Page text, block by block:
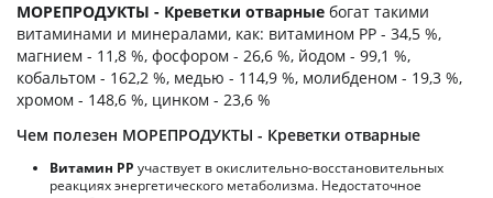
МОРЕПРОДУКТЫ - Креветки отварные богат такими
витаминами и минералами, как: витамином PP - 34,5 %,
магнием - 11,8 %, фосфором - 26,6 %, йодом - 99,1 %,
кобальтом - 162,2 %, медью - 114,9 %, молибденом - 19,3 %,
хромом - 148,6 %, цинком - 23,6 %
Чем полезен МОРЕПРОДУКТЫ - Креветки отварные
Витамин РР участвует в окислительно-восстановительных
реакциях энергетического метаболизма. Недостаточное